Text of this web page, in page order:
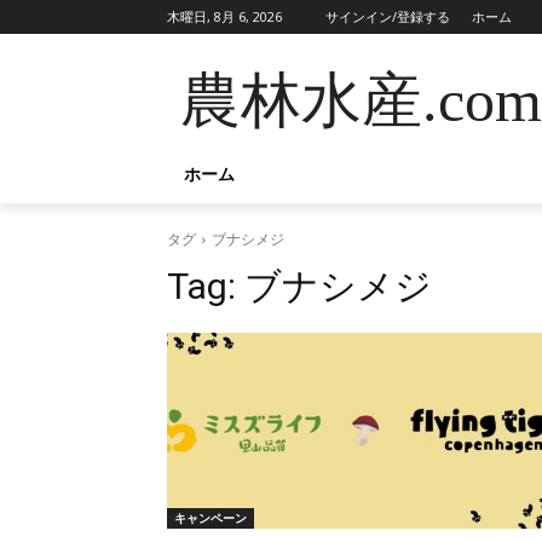
木曜日, 8月 6, 2026 サインイン/登録する ホーム
農林水産.com
ホーム
タグ ブナシメジ
Tag: ブナシメジ
キャンペーン